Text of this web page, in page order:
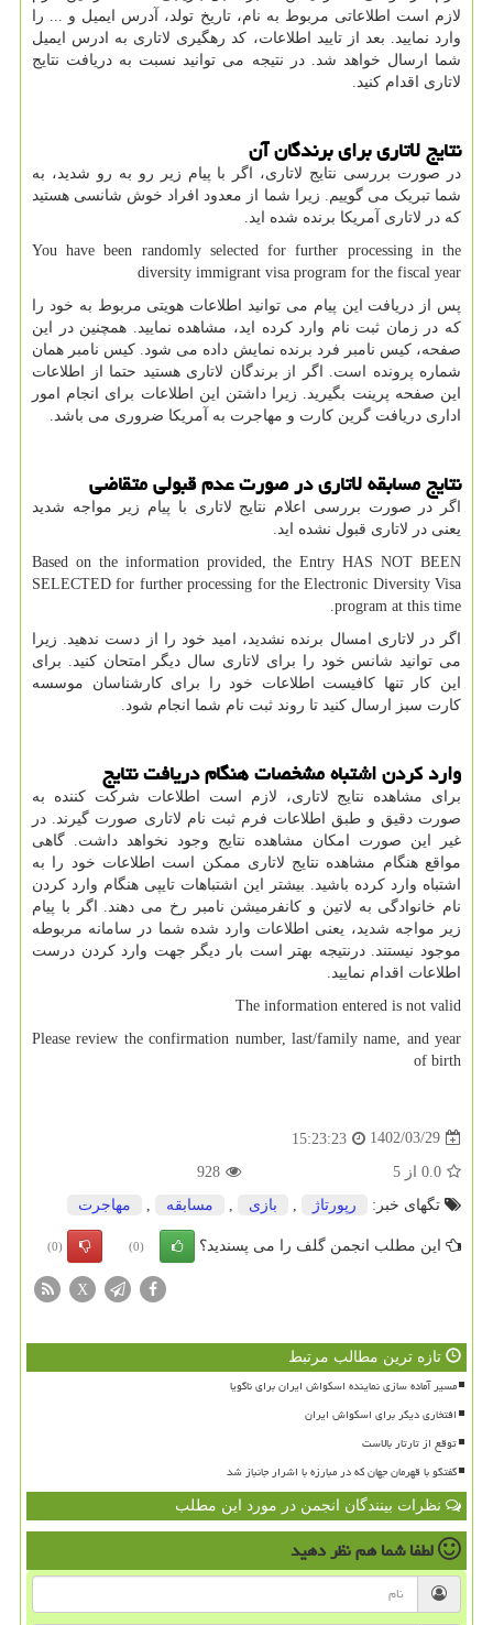
لازم است اطلاعاتی مربوط به نام، تاریخ تولد، آدرس ایمیل و ... را
وارد نمایید. بعد از تایید اطلاعات، کد رهگیری لاتاری به ادرس ایمیل
شما ارسال خواهد شد. در نتیجه می توانید نسبت به دریافت نتایج
لاتاری اقدام کنید.
نتایج لاتاری برای برندگان آن
در صورت بررسی نتایج لاتاری، اگر با پیام زیر رو به رو شدید، به
شما تبریک می گوییم. زیرا شما از معدود افراد خوش شانسی هستید
که در لاتاری آمریکا برنده شده اید.
You have been randomly selected for further processing in the
diversity immigrant visa program for the fiscal year
پس از دریافت این پیام می توانید اطلاعات هویتی مربوط به خود را
که در زمان ثبت نام وارد کرده اید، مشاهده نمایید. همچنین در این
صفحه، کیس نامبر فرد برنده نمایش داده می شود. کیس نامبر همان
شماره پرونده است. اگر از برندگان لاتاری هستید حتما از اطلاعات
این صفحه پرینت بگیرید. زیرا داشتن این اطلاعات برای انجام امور
اداری دریافت گرین کارت و مهاجرت به آمریکا ضروری می باشد.
نتایج مسابقه لاتاری در صورت عدم قبولی متقاضی
اگر در صورت بررسی اعلام نتایج لاتاری با پیام زیر مواجه شدید
یعنی در لاتاری قبول نشده اید.
Based on the information provided, the Entry HAS NOT BEEN
SELECTED for further processing for the Electronic Diversity Visa
program at this time
اگر در لاتاری امسال برنده نشدید، امید خود را از دست ندهید. زیرا
می توانید شانس خود را برای لاتاری سال دیگر امتحان کنید. برای
این کار تنها کافیست اطلاعات خود را برای کارشناسان موسسه
کارت سبز ارسال کنید تا روند ثبت نام شما انجام شود.
وارد کردن اشتباه مشخصات هنگام دریافت نتایج
برای مشاهده نتایج لاتاری، لازم است اطلاعات شرکت کننده به
صورت دقیق و طبق اطلاعات فرم ثبت نام لاتاری صورت گیرند. در
غیر این صورت امکان مشاهده نتایج وجود نخواهد داشت. گاهی
مواقع هنگام مشاهده نتایج لاتاری ممکن است اطلاعات خود را به
اشتباه وارد کرده باشید. بیشتر این اشتباهات تایپی هنگام وارد کردن
نام خانوادگی به لاتین و کانفرمیشن نامبر رخ می دهند. اگر با پیام
زیر مواجه شدید، یعنی اطلاعات وارد شده شما در سامانه مربوطه
موجود نیستند. درنتیجه بهتر است بار دیگر جهت وارد کردن درست
اطلاعات اقدام نمایید.
The information entered is not valid
Please review the confirmation number, last/family name, and year
of birth
1402/03/29
15:23:23
0.0 از 5
928
تگهای خبر:
رپورتاژ بازی مسابقه مهاجرت
این مطلب انجمن گلف را می پسندید؟ (0)
(0)
X
تازه ترین مطالب مرتبط
مسیر آماده سازی نماینده اسکواش ایران برای ناگویا
افتخاری دیگر برای اسکواش ایران
توقع از تارتار بالاست
گفتگو با قهرمان جهان که در مبارزه با اشرار جانباز شد
نظرات بینندگان انجمن در مورد این مطلب
لطفا شما همنظر دهید